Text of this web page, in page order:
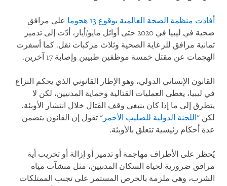
أفادت منظمة الصحة العالمية بوقوع 13 هجوما
على مرافق
صحية في ليبيا في 2020 حتى أوائل مايو/أيار، أدّت إلى تدمير
ثمانية مرافق للرعاية الصحية وثلاث مركبات نقل. كما أسفرت
الهجمات عن مقتل خمسة موظفين طبيين وإصابة 17 آخرين.
القانون الإنساني الدولي، وهو الإطار القانوني الذي يحكم النزاع
في ليبيا، يغطي العمليات القتالية وحماية المدنيين، لكن لا
يتطرق إلى ما إذا كان ينبغي وقف القتال خلال انتشار الأوبئة.
لكن "اللجنة الدولية للصليب الأحمر " تقول إن القانون يتضمن
عدة أحكام رئيسية تتعلق بالأوبئة.
يُحظر على الأطراف مهاجمة أو تدمير أو إزالة أو تخريب أية
مرافق ضرورية لحياة السكان المدنيين، مثل منشآت مياه
الشرب، وهي ملزمة بالحرص المستمر على تجنب الممتلكات